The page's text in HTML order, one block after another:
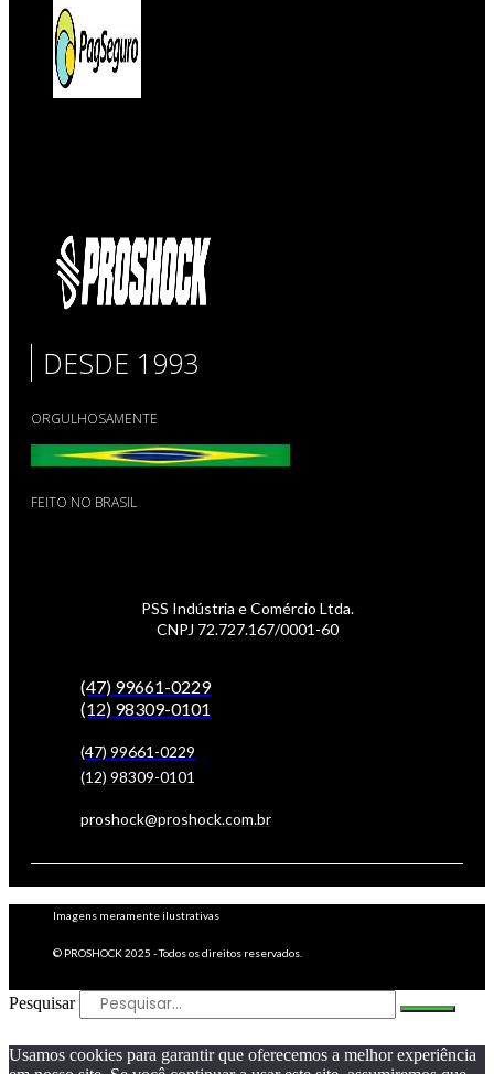
DESDE 1993
ORGULHOSAMENTE
FEITO NO BRASIL
PSS Indústria e Comércio Ltda.
CNPJ 72.727.167/0001-60
(47) 99661-0229
(12) 98309-0101
(47) 99661-0229
(12) 98309-0101
proshock@proshock.com.br
Imagens meramente ilustrativas
© PROSHOCK 2025 - Todos os direitos reservados.
Pesquisar
Usamos cookies para garantir que oferecemos a melhor experiência